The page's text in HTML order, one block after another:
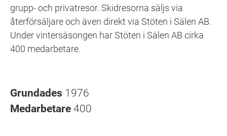
grupp- och privatresor. Skidresorna säljs via
återförsäljare och även direkt via Stöten i Sälen AB.
Under vintersäsongen har Stöten i Sälen AB cirka
400 medarbetare.
Grundades 1976
Medarbetare 400